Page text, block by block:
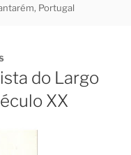
Portugal
do Largo
XX